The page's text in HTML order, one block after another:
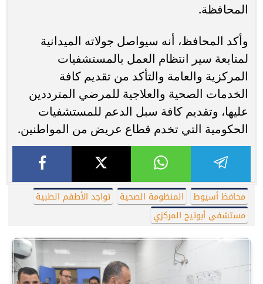
المحافظة.
وأكد المحافظ، أنه سيواصل جولاته الميدانية
لمتابعة سير انتظام العمل بالمستشفيات
المركزية والعامة والتأكد من تقديم كافة
الخدمات الصحية والعلاجية للمرضي المترددين
عليها، وتقديم كافة سبل الدعم للمستشفيات
الحكومية التي تخدم قطاع عريض من المواطنين.
محافظ أسيوط المنظومة الصحية
تواجد الأطقم الطبية
مستشفى أبوتيج المركزي